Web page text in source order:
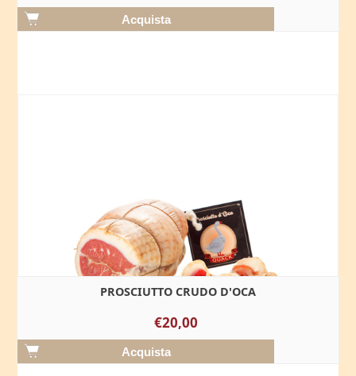
PROSCIUTTO CRUDO D'OCA
€20,00